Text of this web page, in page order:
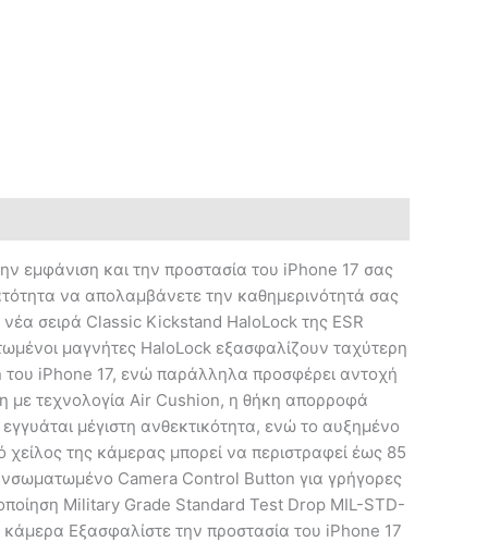
εμφάνιση και την προστασία του iPhone 17 σας
να απολαμβάνετε την καθημερινότητά σας
σειρά Classic Kickstand HaloLock της ESR
μαγνήτες HaloLock εξασφαλίζουν ταχύτερη
του iPhone 17, ενώ παράλληλα προσφέρει αντοχή
με τεχνολογία Air Cushion, η θήκη απορροφά
μέγιστη ανθεκτικότητα, ενώ το αυξημένο
της κάμερας μπορεί να περιστραφεί έως 85
Camera Control Button για γρήγορες
Military Grade Standard Test Drop MIL-STD-
Εξασφαλίστε την προστασία του iPhone 17